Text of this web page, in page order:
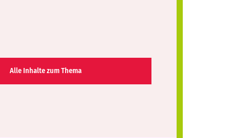
Alle Inhalte zum Thema